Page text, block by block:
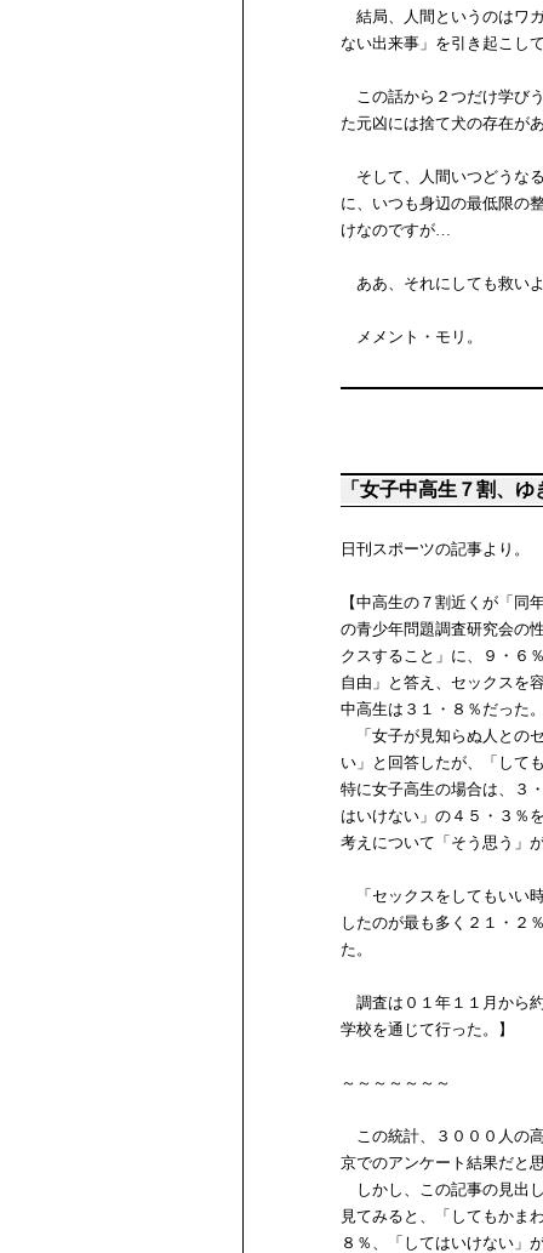
結局、人間というのはワ
ない出来事」を引き起こし
この話から２つだけ学び
た元凶には捨て犬の存在が
そして、人間いつどうな
に、いつも身辺の最低限の
けなのですが…
ああ、それにしても救い
メメント・モリ。
「女子中高生７割、
日刊スポーツの記事より。
【中高生の７割近くが「
の青少年問題調査研究会の
クスすること」に、９・６
自由」と答え、セックスを
中高生は３１・８％だった
「女子が見知らぬ人との
い」と回答したが、「して
特に女子高生の場合は、３
はいけない」の４５・３％
考えについて「そう思う」
「セックスをしてもいい
したのが最も多く２１・２
た。
調査は０１年１１月から
学校を通じて行った。】
～～～～～～～
この統計、３０００人の
京でのアンケート結果だと
しかし、この記事の見出
見てみると、「してもかま
８％、「してはいけない」